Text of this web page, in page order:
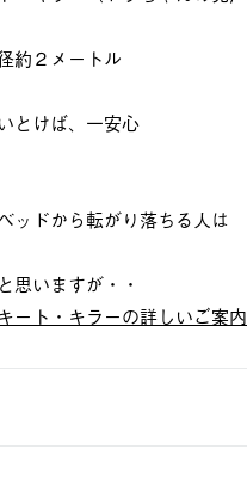
約２メートル
とけば、一安心
ッドから転がり落ちる人は
思いますが・・
ート・キラーの詳しいご案